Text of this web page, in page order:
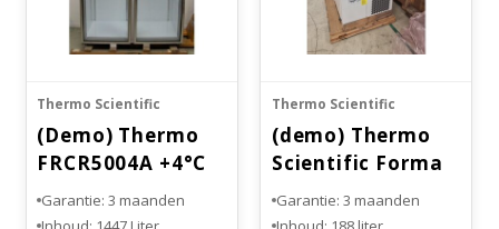
Thermo Scientific
(Demo) Thermo
FRCR5004A +4°C
DOUBLE DOOR
LAB
Garantie: 3 maanden
Thermo Scientific
(demo) Thermo
Scientific Forma
HFC390
Garantie: 3 maanden